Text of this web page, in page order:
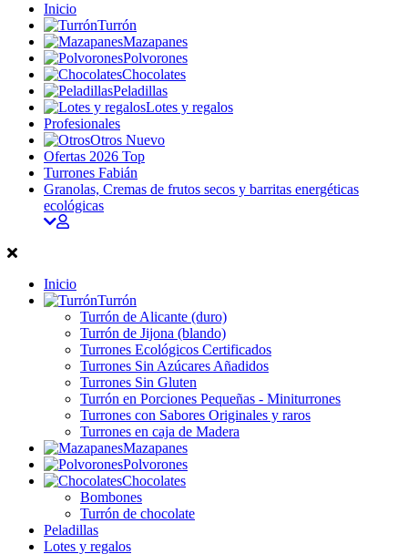
Inicio
Turrón
Mazapanes
Polvorones
Chocolates
Peladillas
Lotes y regalos
Profesionales
Otros Nuevo
Ofertas 2026 Top
Turrones Fabián
Granolas, Cremas de frutos secos y barritas energéticas
ecológicas
Inicio
Turrón
Turrón de Alicante (duro)
Turrón de Jijona (blando)
Turrones Ecológicos Certificados
Turrones Sin Azúcares Añadidos
Turrones Sin Gluten
Turrón en Porciones Pequeñas - Miniturrones
Turrones con Sabores Originales y raros
Turrones en caja de Madera
Mazapanes
Polvorones
Chocolates
Bombones
Turrón de chocolate